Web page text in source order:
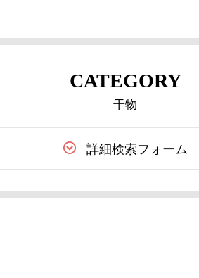
CATEGORY
干物
詳細検索フォーム